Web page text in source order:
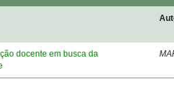
docente em busca da